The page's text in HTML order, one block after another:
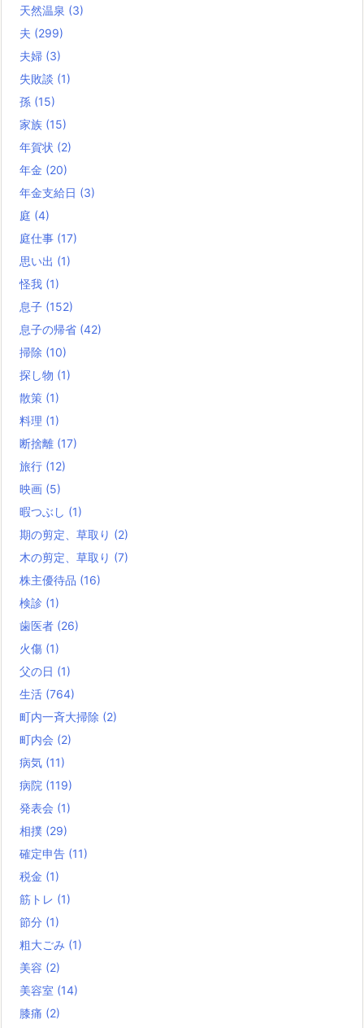
天然温泉 (3)
夫 (299)
夫婦 (3)
失敗談 (1)
孫 (15)
家族 (15)
年賀状 (2)
年金 (20)
年金支給日 (3)
庭 (4)
庭仕事 (17)
思い出 (1)
怪我 (1)
息子 (152)
息子の帰省 (42)
掃除 (10)
探し物 (1)
散策 (1)
料理 (1)
断捨離 (17)
旅行 (12)
映画 (5)
暇つぶし (1)
期の剪定、草取り (2)
木の剪定、草取り (7)
株主優待品 (16)
検診 (1)
歯医者 (26)
火傷 (1)
父の日 (1)
生活 (764)
町内一斉大掃除 (2)
町内会 (2)
病気 (11)
病院 (119)
発表会 (1)
相撲 (29)
確定申告 (11)
税金 (1)
筋トレ (1)
節分 (1)
粗大ごみ (1)
美容 (2)
美容室 (14)
膝痛 (2)